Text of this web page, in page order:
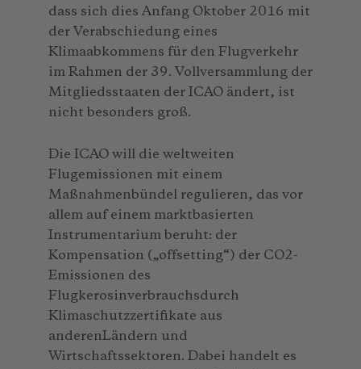
dass sich dies Anfang Oktober 2016 mit
der Verabschiedung eines
Klimaabkommens für den Flugverkehr
im Rahmen der 39. Vollversammlung der
Mitgliedsstaaten der ICAO ändert, ist
nicht besonders groß.
Die ICAO will die weltweiten
Flugemissionen mit einem
Maßnahmenbündel regulieren, das vor
allem auf einem marktbasierten
Instrumentarium beruht: der
Kompensation („offsetting“) der CO2-
Emissionen des
Flugkerosinverbrauchsdurch
Klimaschutzzertifikate aus
anderenLändern und
Wirtschaftssektoren. Dabei handelt es